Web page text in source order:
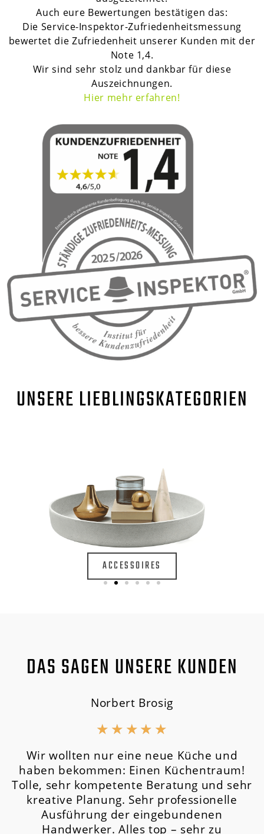
Auch eure Bewertungen bestätigen das:
Die Service-Inspektor-Zufriedenheitsmessung
bewertet die Zufriedenheit unserer Kunden mit der
Note 1,4.
Wir sind sehr stolz und dankbar für diese
Auszeichnungen.
Hier mehr erfahren!
UNSERE LIEBLINGSKATEGORIEN
ACCESSOIRES
DAS SAGEN UNSERE KUNDEN
Norbert Brosig
★ ★ ★ ★ ★
Wir wollten nur eine neue Küche und
haben bekommen: Einen Küchentraum!
Tolle, sehr kompetente Beratung und sehr
kreative Planung. Sehr professionelle
Ausführung der eingebundenen
Handwerker. Alles top – sehr zu